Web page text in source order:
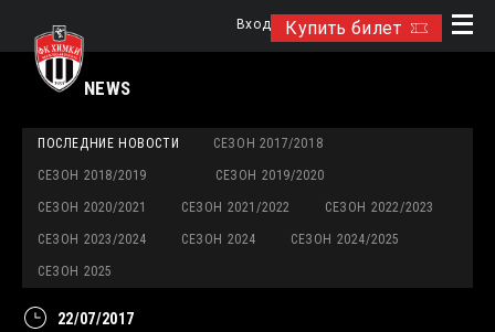
Купить билет
Вход
NEWS
ПОСЛЕДНИЕ НОВОСТИ СЕЗОН 2017/2018
СЕЗОН 2018/2019 СЕЗОН 2019/2020
СЕЗОН 2020/2021 СЕЗОН 2021/2022 СЕЗОН 2022/2023
СЕЗОН 2023/2024 СЕЗОН 2024 СЕЗОН 2024/2025
СЕЗОН 2025
22/07/2017